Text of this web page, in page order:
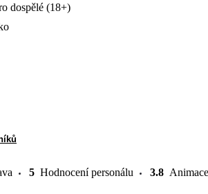
dospělé (18+)
5 Hodnocení personálu 3.8 Animace